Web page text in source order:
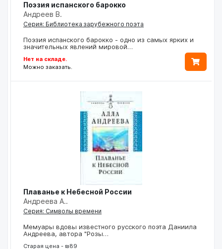
Поэзия испанского барокко
Андреев В.
Серия: Библиотека зарубежного поэта
Поэзия испанского барокко - одно из самых ярких и
значительных явлений мировой…
Нет на складе.
Можно заказать.
Плаванье к Небесной России
Андреева А..
Серия: Символы времени
Мемуары вдовы известного русского поэта Даниила
Андреева, автора "Розы…
Старая цена - ₪89